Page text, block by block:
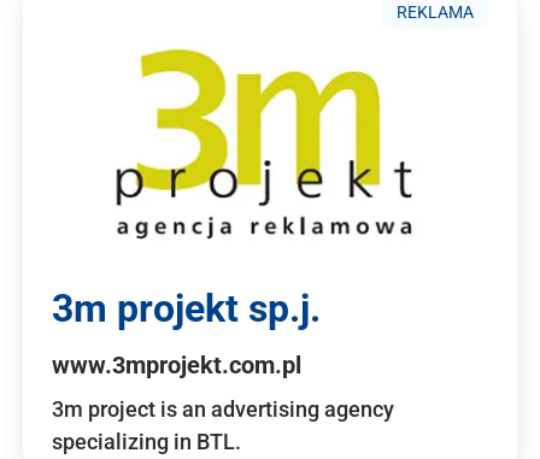
REKLAMA
3m projekt sp.j.
www.3mprojekt.com.pl
3m project is an advertising agency
specializing in BTL.